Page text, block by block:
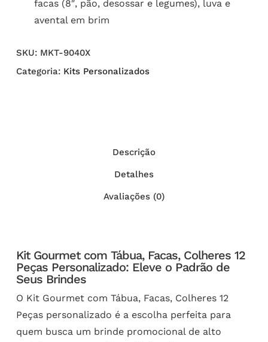
facas (8″, pão, desossar e legumes), luva e
avental em brim
SKU: MKT-9040X
Categoria: Kits Personalizados
Descrição
Detalhes
Avaliações (0)
Kit Gourmet com Tábua, Facas, Colheres 12
Peças Personalizado: Eleve o Padrão de
Seus Brindes
O Kit Gourmet com Tábua, Facas, Colheres 12
Peças personalizado é a escolha perfeita para
quem busca um brinde promocional de alto